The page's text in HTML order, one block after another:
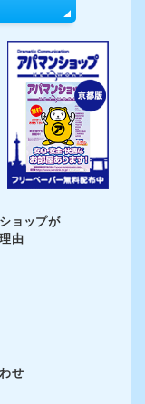
ョップが
由
せ